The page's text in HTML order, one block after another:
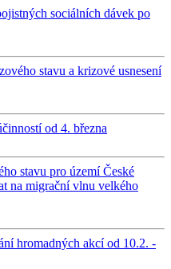
sociálních dávek po
stavu a krizové usnesení
od 4. března
stavu pro území České
na migrační vlnu velkého
hromadných akcí od 10.2. -